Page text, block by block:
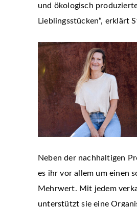
und ökologisch
Lieblingsstücken“, erklärt
Neben der nachhaltigen
es ihr vor allem um einen
Mehrwert. Mit jedem
unterstützt sie eine